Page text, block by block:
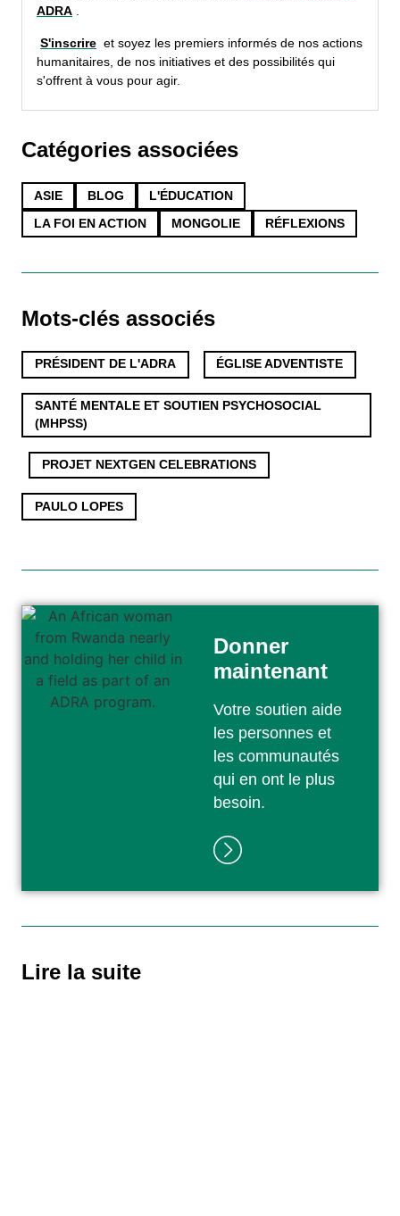
ADRA .
S'inscrire et soyez les premiers informés de nos actions
humanitaires, de nos initiatives et des possibilités qui
s'offrent à vous pour agir.
Lire la suite
Donner
maintenant
Votre soutien aide
les personnes et
les communautés
qui en ont le plus
besoin.
Catégories associées
ASIE BLOG L'ÉDUCATION
LA FOI EN ACTION MONGOLIE RÉFLEXIONS
Mots-clés associés
PRÉSIDENT DE L'ADRA ÉGLISE ADVENTISTE
SANTÉ MENTALE ET SOUTIEN PSYCHOSOCIAL
(MHPSS)
PROJET NEXTGEN CELEBRATIONS
PAULO LOPES